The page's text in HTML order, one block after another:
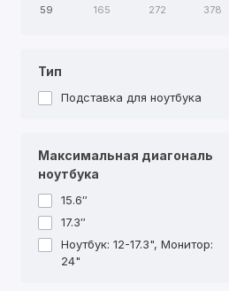
59 165 272 378
Тип
Подставка для ноутбука
Максимальная диагональ
ноутбука
15.6″
17.3″
Ноутбук: 12-17.3", Монитор:
24"